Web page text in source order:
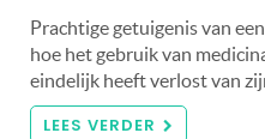
Prachtige getuigenis van
hoe het gebruik van
eindelijk heeft verlost van
LEES VERDER